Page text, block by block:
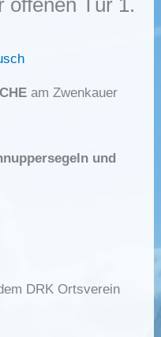
am Zwenkauer
und
DRK Ortsverein